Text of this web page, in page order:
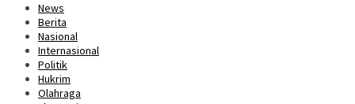
News
Berita
Nasional
Internasional
Politik
Hukrim
Olahraga